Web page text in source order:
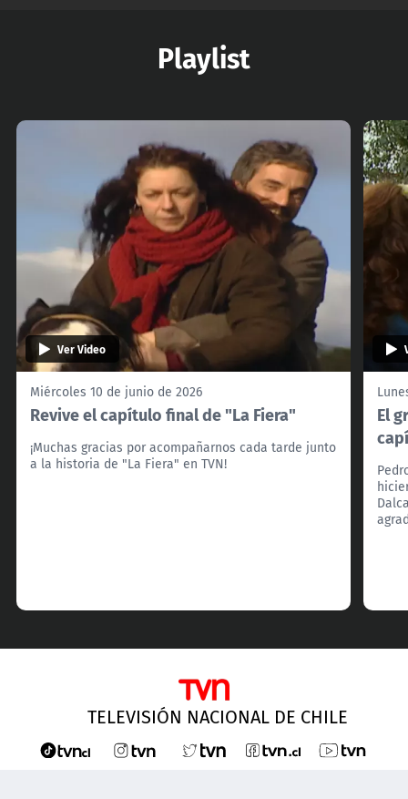
Playlist
Ver Video
Miércoles 10 de junio de 2026
Revive el capítulo final de "La Fiera"
¡Muchas gracias por acompañarnos cada tarde junto
a la historia de "La Fiera" en TVN!
El
TELEVISIÓN NACIONAL DE CHILE